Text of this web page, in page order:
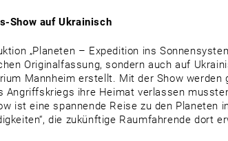
Show auf Ukrainisch
„Planeten – Expedition ins
Originalfassung, sondern auch auf
Mannheim erstellt. Mit der Show werden
Angriffskriegs ihre Heimat verlassen
ist eine spannende Reise zu den Planeten
die zukünftige Raumfahrende dort